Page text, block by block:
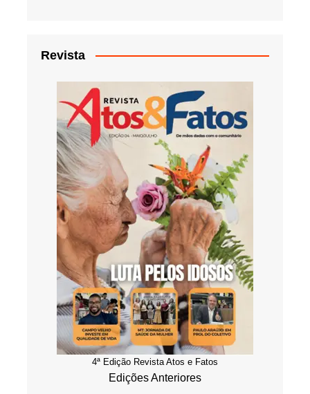
Revista
4ª Edição Revista Atos e Fatos
Edições Anteriores